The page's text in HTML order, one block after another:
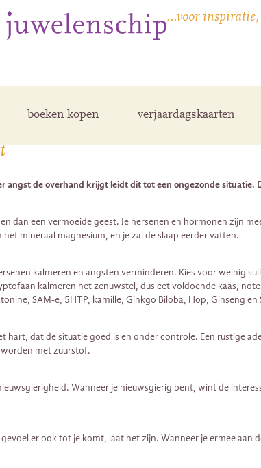
…voor inspiratie,
boeken kopen verjaardagskaarten
angst de overhand krijgt leidt dit tot een ongezonde
dan een vermoeide geest. Je hersenen en hormonen zijn
mineraal magnesium, en je zal de slaap eerder vatten.
kalmeren en angsten verminderen. Kies voor weinig
kalmeren het zenuwstel, dus eet voldoende kaas,
SAM-e, 5HTP, kamille, Ginkgo Biloba, Hop, Ginseng
hart, dat de situatie goed is en onder controle. Een rustige
met zuurstof.
Wanneer je nieuwsgierig bent, wint de
er ook tot je komt, laat het zijn. Wanneer je ermee